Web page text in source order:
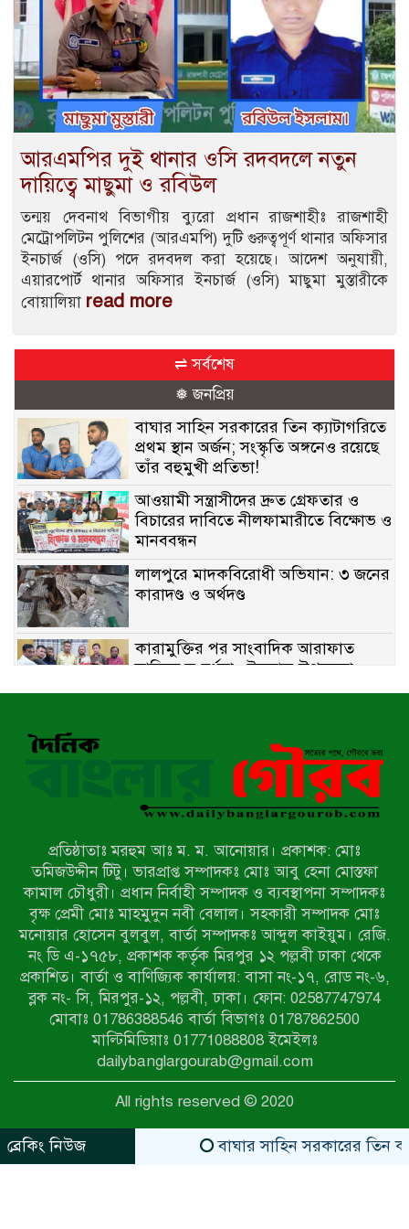
আরএমপির দুই থানার ওসি রদবদলে নতুন
দায়িত্বে মাছুমা ও রবিউল
তন্ময় দেবনাথ বিভাগীয় ব্যুরো প্রধান রাজশাহীঃ রাজশাহী
মেট্রোপলিটন পুলিশের (আরএমপি) দুটি গুরুত্বপূর্ণ থানার অফিসার
ইনচার্জ (ওসি) পদে রদবদল করা হয়েছে। আদেশ অনুযায়ী,
এয়ারপোর্ট থানার অফিসার ইনচার্জ (ওসি) মাছুমা মুস্তারীকে
বোয়ালিয়া read more
⇌ সর্বশেষ
❅ জনপ্রিয়
বাঘার সাহিন সরকারের তিন ক্যাটাগরিতে
প্রথম স্থান অর্জন; সংস্কৃতি অঙ্গনেও রয়েছে
তাঁর বহুমুখী প্রতিভা!
আওয়ামী সন্ত্রাসীদের দ্রুত গ্রেফতার ও
বিচারের দাবিতে নীলফামারীতে বিক্ষোভ ও
মানববন্ধন
লালপুরে মাদকবিরোধী অভিযান: ৩ জনের
কারাদণ্ড ও অর্থদণ্ড
কারামুক্তির পর সাংবাদিক আরাফাত
সানিকে সংবর্ধনা, টেকনাফ উপজেলা
প্রেসক্লাবের ফুলেল শুভেচ্ছা
মিয়ানমারের সীমান্তে স্থলমাইন বিস্ফোরণ:
উখিয়ার এক যুবকের পা বিচ্ছিন্ন
৭ম শ্রেণি পড়ুয়া কন্যাকে উত্ত্যক্ত করার
প্রতিবাদ করায় পিতাকে কু*পি*য়ে
জ*খ*ম…!!
জুলাই গণঅভ্যুত্থান দিবস-২০২৬ উপলক্ষে
নীলফামারীতে শহিদদের স্মরণে দোয়া
মাহফিল ও আলোচনা সভা অনুষ্ঠিত
বেলকুচিতে বজ্রপাতে শিক্ষার্থীর মৃত্যু
বেলকুচিতে গণঅভ্যুত্থান দিবসে ইসলামী
আন্দোলনের গণমিছিল ও গণহত্যার
বিচারের দাবি
প্রতিষ্ঠাতাঃ মরহুম আঃ ম. ম. আনোয়ার। প্রকাশক: মোঃ
তমিজউদ্দীন টিটু। ভারপ্রাপ্ত সম্পাদকঃ মোঃ আবু হেনা মোস্তফা
কামাল চৌধুরী। প্রধান নির্বাহী সম্পাদক ও ব্যবস্থাপনা সম্পাদকঃ
বৃক্ষ প্রেমী মোঃ মাহমুদুন নবী বেলাল। সহকারী সম্পাদক মোঃ
মনোয়ার হোসেন বুলবুল, বার্তা সম্পাদকঃ আব্দুল কাইয়ুম। রেজি.
নং ডি এ-১৭৫৮, প্রকাশক কর্তৃক মিরপুর ১২ পল্লবী ঢাকা থেকে
প্রকাশিত। বার্তা ও বাণিজ্যিক কার্যালয়: বাসা নং-১৭, রোড নং-৬,
ব্লক নং- সি, মিরপুর-১২, পল্লবী, ঢাকা। ফোন: 02587747974
মোবাঃ 01786388546 বার্তা বিভাগঃ 01787862500
মাল্টিমিডিয়াঃ 01771088808 ইমেইলঃ
dailybanglargourab@gmail.com
All rights reserved © 2020
ব্রেকিং নিউজ
বাঘার সাহিন সরকারের তিন